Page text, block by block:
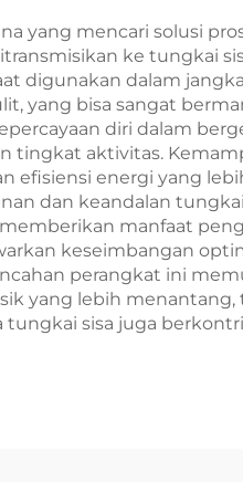
yang mencari solusi
ke tungkai
digunakan dalam
yang bisa sangat
diri dalam
tingkat aktivitas.
efisiensi energi yang
dan keandalan
manfaat
keseimbangan
perangkat ini
yang lebih menantang,
sisa juga